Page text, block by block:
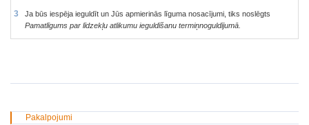
Ja būs iespēja ieguldīt un Jūs apmierinās līguma nosacījumi, tiks noslēgts
Pamatlīgums par līdzekļu atlikumu ieguldīšanu termiņnoguldījumā.
Pakalpojumi